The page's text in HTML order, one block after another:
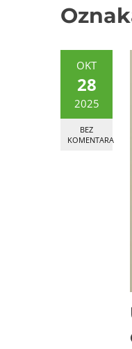
OKT
28
2025
BEZ
KOMENTARA